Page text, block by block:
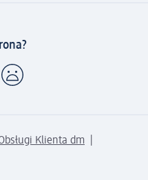
Klienta dm